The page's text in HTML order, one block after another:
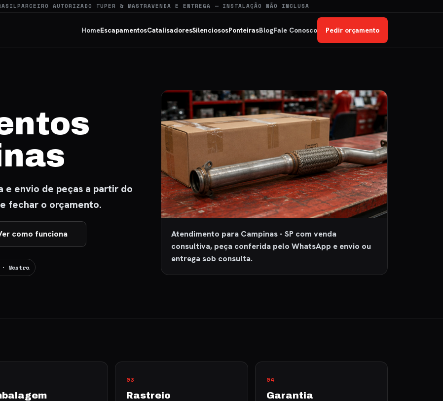
PARCEIRO AUTORIZADO TUPER & MASTRAVENDA E ENTREGA — INSTALAÇÃO NÃO INCLUSA
HomeEscapamentosCatalisadoresSilenciososPonteirasBlogFale Conosco Pedir orçamento
e envio de peças a partir do
fechar o orçamento.
como funciona
Mastra
Atendimento para Campinas - SP com venda
consultiva, peça conferida pelo WhatsApp e envio ou
entrega sob consulta.
03
Rastreio
04
Garantia